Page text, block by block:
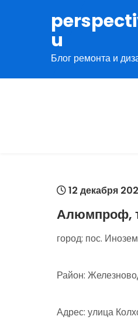
содержимому
u
Блог ремонта и
12 декабря
Алюмпроф,
город: пос.
Район:
Адрес: улица